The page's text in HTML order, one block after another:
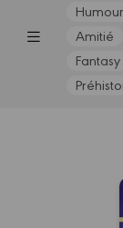
Humour
Amitié
Fantasy